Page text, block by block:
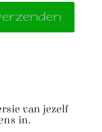
van jezelf
in.